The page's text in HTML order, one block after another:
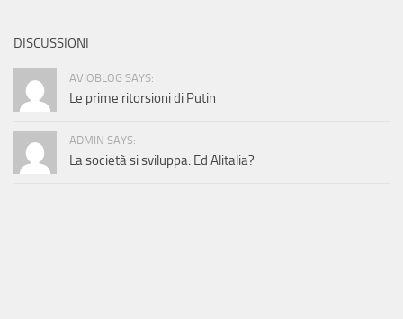
DISCUSSIONI
AVIOBLOG SAYS:
Le prime ritorsioni di Putin
ADMIN SAYS:
La società si sviluppa. Ed Alitalia?